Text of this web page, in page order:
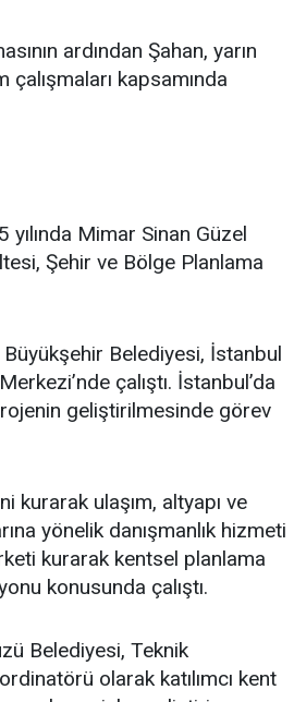
ardından Şahan, yarın
kapsamında
yılında Mimar Sinan Güzel
Şehir ve Bölge Planlama
Belediyesi, İstanbul
çalıştı. İstanbul’da
geliştirilmesinde görev
kurarak ulaşım, altyapı ve
yönelik danışmanlık hizmeti
kurarak kentsel planlama
konusunda çalıştı.
Belediyesi, Teknik
olarak katılımcı kent